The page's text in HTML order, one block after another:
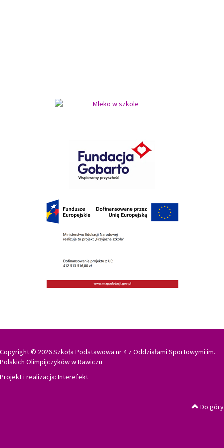
Copyright © 2026 Szkoła Podstawowa nr 4 z Oddziałami Sportowymi im.
Polskich Olimpijczyków w Rawiczu
Projekt i realizacja: Interefekt
Do góry